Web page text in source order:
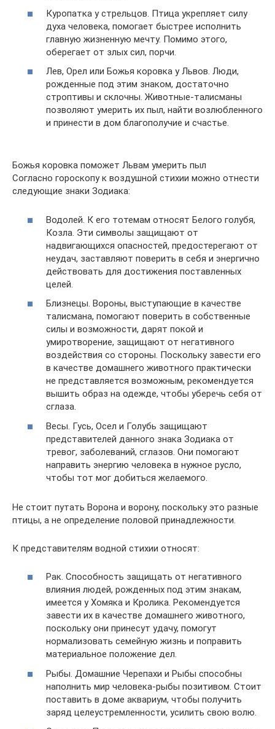
Куропатка у стрельцов. Птица укрепляет силу
духа человека, помогает быстрее исполнить
главную жизненную мечту. Помимо этого,
оберегает от злых сил, порчи.
Лев, Орел или Божья коровка у Львов. Люди,
рожденные под этим знаком, достаточно
строптивы и склочны. Животные-талисманы
позволяют умерить их пыл, найти возлюбленного
и принести в дом благополучие и счастье.
Божья коровка поможет Львам умерить пыл
Согласно гороскопу к воздушной стихии можно отнести
следующие знаки Зодиака:
Водолей. К его тотемам относят Белого голубя,
Козла. Эти символы защищают от
надвигающихся опасностей, предостерегают от
неудач, заставляют поверить в себя и энергично
действовать для достижения поставленных
целей.
Близнецы. Вороны, выступающие в качестве
талисмана, помогают поверить в собственные
силы и возможности, дарят покой и
умиротворение, защищают от негативного
воздействия со стороны. Поскольку завести его
в качестве домашнего животного практически
не представляется возможным, рекомендуется
вышить образ на одежде, чтобы уберечь себя от
сглаза.
Весы. Гусь, Осел и Голубь защищают
представителей данного знака Зодиака от
тревог, заболеваний, сглазов. Они помогают
направить энергию человека в нужное русло,
чтобы тот мог добиться желаемого.
Не стоит путать Ворона и ворону, поскольку это разные
птицы, а не определение половой принадлежности.
К представителям водной стихии относят:
Рак. Способность защищать от негативного
влияния людей, рожденных под этим знакам,
имеется у Хомяка и Кролика. Рекомендуется
завести их в качестве домашнего животного,
поскольку они принесут удачу, помогут
нормализовать семейную жизнь и поправить
материальное положение дел.
Рыбы. Домашние Черепахи и Рыбы способны
наполнить мир человека-рыбы позитивом. Стоит
поставить в доме аквариум, чтобы получить
заряд целеустремленности, усилить свою волю.